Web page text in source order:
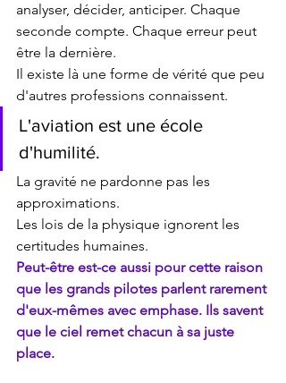
analyser, décider, anticiper. Chaque
seconde compte. Chaque erreur peut
être la dernière.
Il existe là une forme de vérité que peu
d'autres professions connaissent.
L'aviation est une école
d'humilité.
La gravité ne pardonne pas les
approximations.
Les lois de la physique ignorent les
certitudes humaines.
Peut-être est-ce aussi pour cette raison
que les grands pilotes parlent rarement
d'eux-mêmes avec emphase. Ils savent
que le ciel remet chacun à sa juste
place.